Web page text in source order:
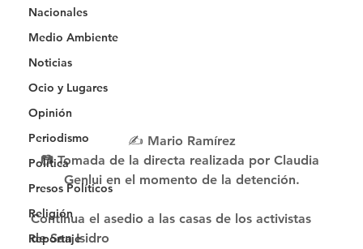
Nacionales
Medio Ambiente
Noticias
Ocio y Lugares
Opinión
Periodismo
Política
Presos Políticos
Religión
Reportaje
✍️ Mario Ramírez
📷 Tomada de la directa realizada por Claudia
Genlui en el momento de la detención.
Continua el asedio a las casas de los activistas
de San Isidro